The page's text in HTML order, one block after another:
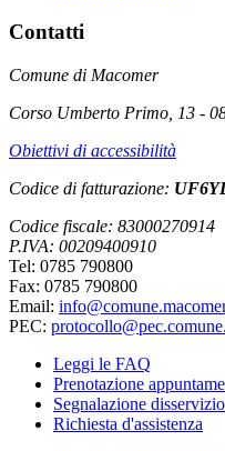
Contatti
Comune di Macomer
Corso Umberto Primo, 13 -
Obiettivi di accessibilità
Codice di fatturazione:
Codice fiscale: 83000270914
P.IVA: 00209400910
Tel: 0785 790800
Fax: 0785 790800
Email:
PEC:
Leggi le FAQ
Prenotazione
Segnalazione disservizio
Richiesta d'assistenza